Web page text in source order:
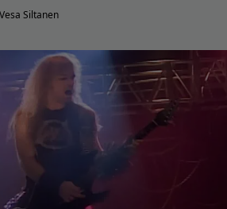
Vesa Siltanen